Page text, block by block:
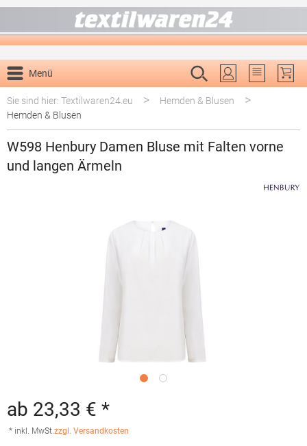
Menü
Du hast 0
Sie sind hier: Textilwaren24.eu
> Hemden & Blusen >
Hemden & Blusen
W598 Henbury Damen Bluse mit Falten vorne
und langen Ärmeln
ab 23,33 € *
* inkl. MwSt.zzgl. Versandkosten